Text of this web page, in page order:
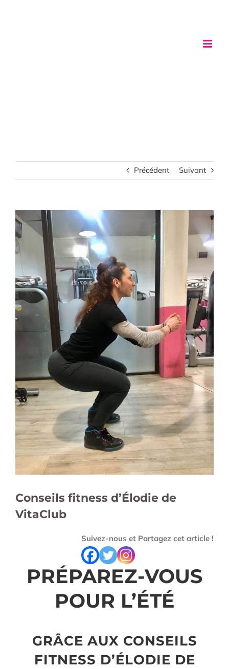
Précédent Suivant
Voir
l'image
agrandie
Conseils fitness d’Élodie de
VitaClub
Suivez-nous et Partagez cet article !
PRÉPAREZ-VOUS
POUR L’ÉTÉ
GRÂCE AUX CONSEILS
FITNESS D’ÉLODIE DE